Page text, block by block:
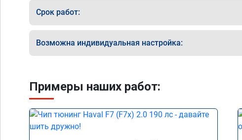
Срок работ:
Возможна индивидуальная настройка:
Примеры наших работ: